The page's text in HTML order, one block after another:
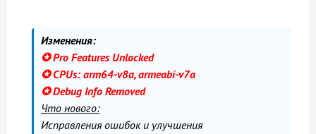
Изменения:
✪ Pro Features Unlocked
✪ CPUs: arm64-v8a, armeabi-v7a
✪ Debug Info Removed
Что нового:
Исправления ошибок и улучшения